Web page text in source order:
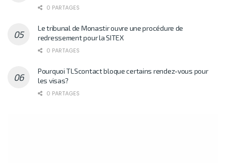
0 PARTAGES
Le tribunal de Monastir ouvre une procédure de
redressement pour la SITEX
0 PARTAGES
Pourquoi TLScontact bloque certains rendez-vous pour
les visas?
0 PARTAGES